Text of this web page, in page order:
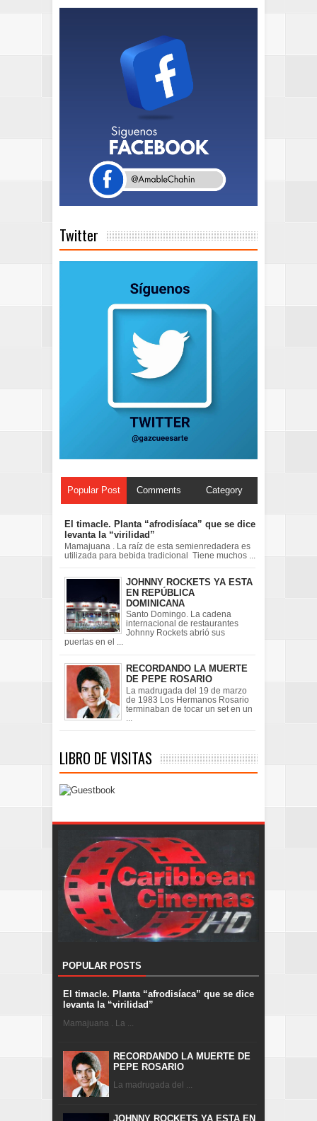
Twitter
Popular Post Comments Category
El timacle. Planta “afrodisíaca” que se dice
levanta la “virilidad”
Mamajuana . La raíz de esta semienredadera es
utilizada para bebida tradicional Tiene muchos ...
JOHNNY ROCKETS YA ESTA
EN REPÚBLICA
DOMINICANA
Santo Domingo. La cadena
internacional de restaurantes
Johnny Rockets abrió sus
puertas en el ...
RECORDANDO LA MUERTE
DE PEPE ROSARIO
La madrugada del 19 de marzo
de 1983 Los Hermanos Rosario
terminaban de tocar un set en un
LIBRO DE VISITAS
POPULAR POSTS
El timacle. Planta “afrodisíaca” que se dice
levanta la “virilidad”
Mamajuana . La ...
RECORDANDO LA MUERTE DE
PEPE ROSARIO
La madrugada del ...
JOHNNY ROCKETS YA ESTA EN